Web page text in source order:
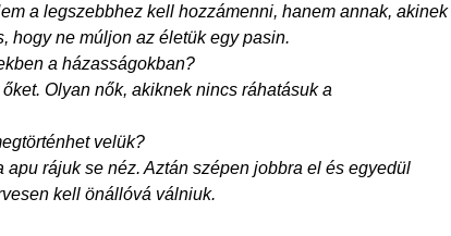
a legszebbhez kell hozzámenni, hanem annak, akinek
hogy ne múljon az életük egy pasin.
a házasságokban?
Olyan nők, akiknek nincs ráhatásuk a
velük?
apu rájuk se néz. Aztán szépen jobbra el és egyedül
kell önállóvá válniuk.